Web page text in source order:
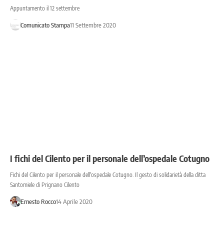
Appuntamento il 12 settembre
Comunicato Stampa11 Settembre 2020
I fichi del Cilento per il personale dell’ospedale Cotugno
Fichi del Cilento per il personale dell'ospedale Cotugno. Il gesto di solidarietà della ditta
Santomiele di Prignano Cilento
Ernesto Rocco14 Aprile 2020